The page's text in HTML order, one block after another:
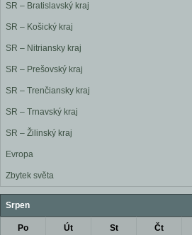
SR – Bratislavský kraj
SR – Košický kraj
SR – Nitriansky kraj
SR – Prešovský kraj
SR – Trenčiansky kraj
SR – Trnavský kraj
SR – Žilinský kraj
Evropa
Zbytek světa
Srpen
Po Út St Čt